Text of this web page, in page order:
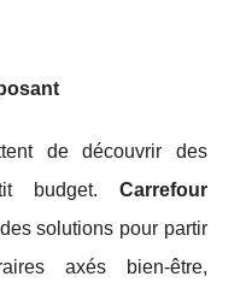
de découvrir des
budget. Carrefour
solutions pour partir
axés bien-être,